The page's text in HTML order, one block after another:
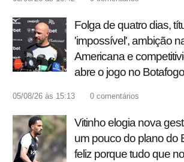
Folga de quatro dias,
'impossível', ambição
Americana e
abre o jogo no Botafogo
05/08/26 às 15:13 0 comentários
Vitinho elogia nova
um pouco do plano do
feliz porque tudo que